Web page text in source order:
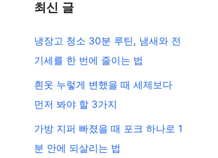
최신 글
냉장고 청소 30분 루틴, 냄새와 전
기세를 한 번에 줄이는 법
흰옷 누렇게 변했을 때 세제보다
먼저 봐야 할 3가지
가방 지퍼 빠졌을 때 포크 하나로 1
분 안에 되살리는 법